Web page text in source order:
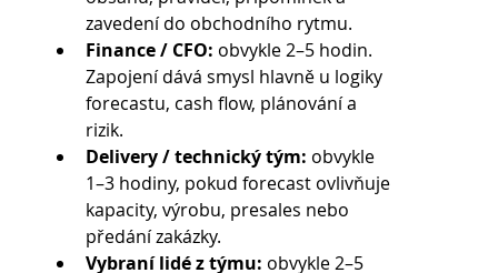
zavedení do obchodního rytmu.
Finance / CFO: obvykle 2–5 hodin.
Zapojení dává smysl hlavně u logiky
forecastu, cash flow, plánování a
rizik.
Delivery / technický tým: obvykle
1–3 hodiny, pokud forecast ovlivňuje
kapacity, výrobu, presales nebo
předání zakázky.
Vybraní lidé z týmu: obvykle 2–5